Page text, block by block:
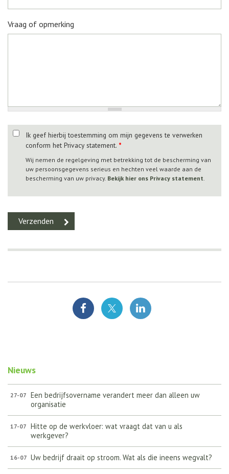
Vraag of opmerking
Ik geef hierbij toestemming om mijn gegevens te verwerken
conform het Privacy statement. *
Wij nemen de regelgeving met betrekking tot de bescherming van
uw persoonsgegevens serieus en hechten veel waarde aan de
bescherming van uw privacy. Bekijk hier ons Privacy statement.
Nieuws
27-07 Een bedrijfsovername verandert meer dan alleen uw
organisatie
17-07 Hitte op de werkvloer: wat vraagt dat van u als
werkgever?
16-07 Uw bedrijf draait op stroom. Wat als die ineens wegvalt?